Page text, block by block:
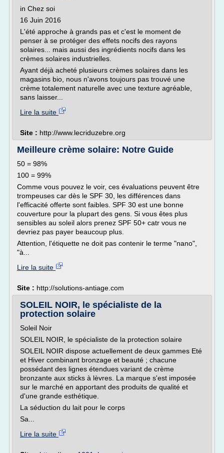
in Chez soi
16 Juin 2016
L'été approche à grands pas et c'est le moment de
penser à se protéger des effets nocifs des rayons
solaires... mais aussi des ingrédients nocifs dans les
crèmes solaires industrielles.
Ayant déjà acheté plusieurs crèmes solaires dans les
magasins bio, nous n'avons toujours pas trouvé une
crème totalement naturelle avec une texture agréable,
sans laisser...
Lire la suite
Site : http://www.lecriduzebre.org
Meilleure crème solaire: Notre Guide
50 = 98%
100 = 99%
Comme vous pouvez le voir, ces évaluations peuvent être
trompeuses car dès le SPF 30, les différences dans
l'efficacité offerte sont faibles. SPF 30 est une bonne
couverture pour la plupart des gens. Si vous êtes plus
sensibles au soleil alors prenez SPF 50+ catr vous ne
devriez pas payer beaucoup plus.
Attention, l'étiquette ne doit pas contenir le terme "nano",
"à...
Lire la suite
Site : http://solutions-antiage.com
SOLEIL NOIR, le spécialiste de la
protection solaire
Soleil Noir
SOLEIL NOIR, le spécialiste de la protection solaire
SOLEIL NOIR dispose actuellement de deux gammes Eté
et Hiver combinant bronzage et beauté ; chacune
possédant des lignes étendues variant de crème
bronzante aux sticks à lèvres. La marque s'est imposée
sur le marché en apportant des produits de qualité et
d'une grande esthétique.
La séduction du lait pour le corps
Sa...
Lire la suite